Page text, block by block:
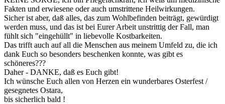
Fakten und erwiesene oder auch umstrittene Heilwirkungen.
Sicher ist aber, daß alles, das zum Wohlbefinden beiträgt, gewürdigt
werden muss, und das ist bei Eurer Arbeit unstrittig der Fall, man
fühlt sich "eingehüllt" in liebevolle Kostbarkeiten.
Das trifft auch auf all die Menschen aus meinem Umfeld zu, die ich
dank Euch so besonders beschenken konnte, was gibt es
schöneres???
Daher - DANKE, daß es Euch gibt!
Ich wünsche Euch allen von Herzen ein wunderbares Osterfest /
gesegnetes Ostara,
bis sicherlich bald !